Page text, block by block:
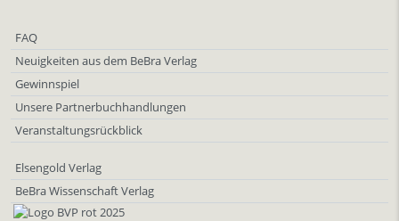
FAQ
Neuigkeiten aus dem BeBra Verlag
Gewinnspiel
Unsere Partnerbuchhandlungen
Veranstaltungsrückblick
Elsengold Verlag
BeBra Wissenschaft Verlag